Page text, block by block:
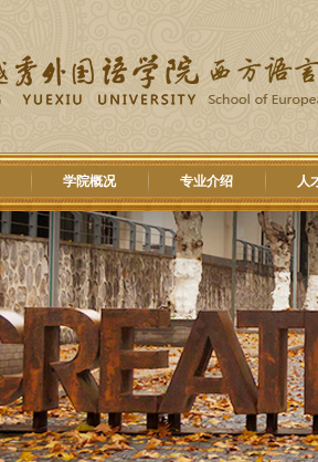
学院概况 专业介绍 人